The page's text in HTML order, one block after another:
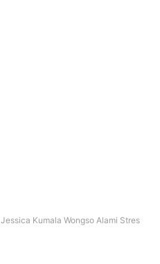
Jessica Kumala Wongso Alami Stres